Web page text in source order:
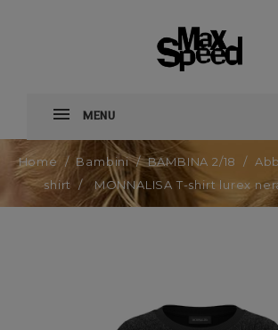
MENU
Home Bambini BAMBINA 2/18
shirt
MONNALISA T-shirt lurex